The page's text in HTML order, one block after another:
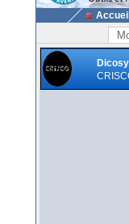
Accueil